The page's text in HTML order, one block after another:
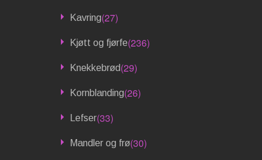
Kavring(27)
Kjøtt og fjørfe(236)
Knekkebrød(29)
Kornblanding(26)
Lefser(33)
Mandler og frø(30)